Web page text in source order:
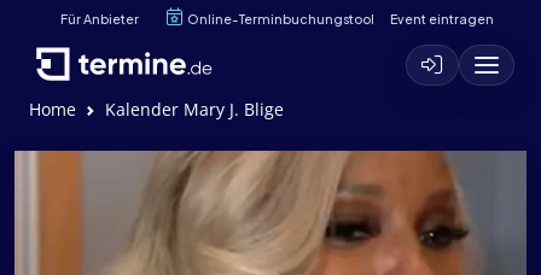
Für Anbieter Online-Terminbuchungstool Event eintragen
Home Kalender Mary J. Blige